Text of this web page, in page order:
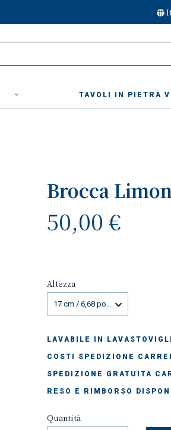
TAVOLI IN PIETRA
Brocca
50,00 €
Altezza
17 cm / 6,68 pollici
LAVABILE IN
COSTI SPEDIZIONE
SPEDIZIONE GRATUITA
RESO E RIMBORSO
Quantità